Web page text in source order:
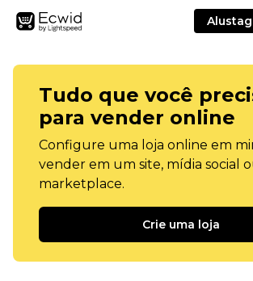
Tudo que você
para vender online
Configure uma loja online em
vender em um site, mídia social
marketplace.
Crie uma loja